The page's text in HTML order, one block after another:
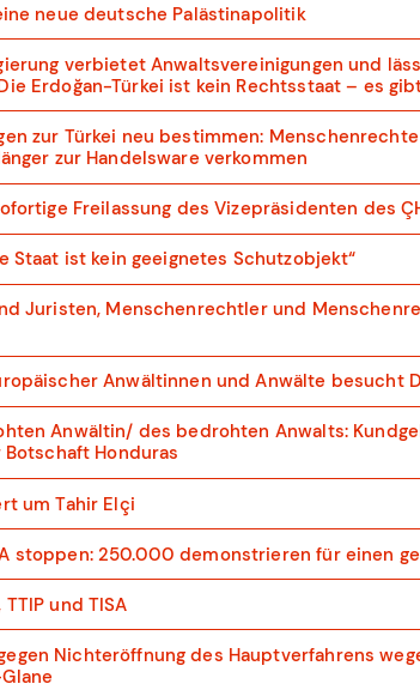
neue deutsche Palästinapolitik
verbietet Anwaltsvereinigungen und
Erdoğan-Türkei ist kein Rechtsstaat – es
zur Türkei neu bestimmen:
zur Handelsware verkommen
Freilassung des Vizepräsidenten des
Staat ist kein geeignetes Schutzobjekt“
Juristen, Menschenrechtler und
Anwältinnen und Anwälte besucht
Anwältin/ des bedrohten Anwalts:
Honduras
um Tahir Elçi
stoppen: 250.000 demonstrieren für einen
TTIP und TISA
Nichteröffnung des Hauptverfahrens